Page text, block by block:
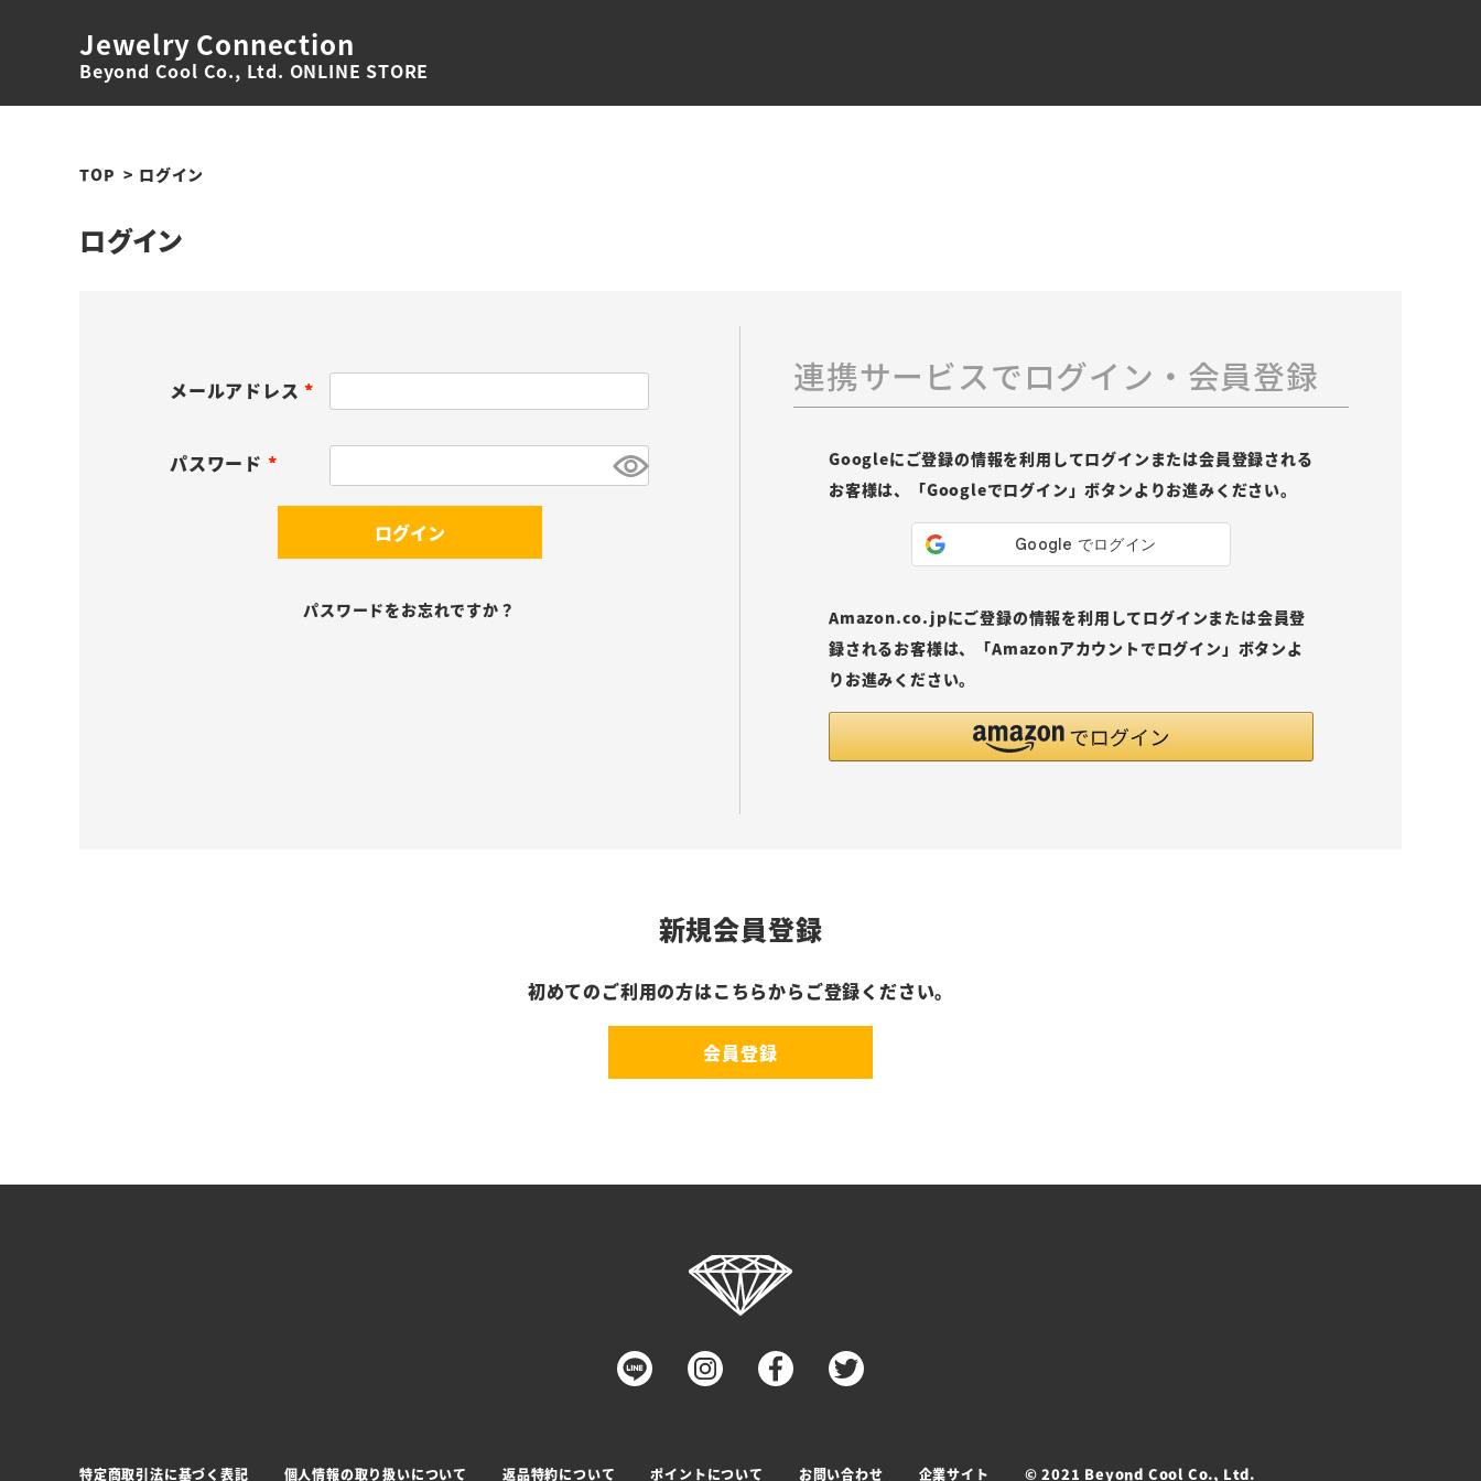
Jewelry Connection
Beyond Cool Co., Ltd. ONLINE STORE
TOP ログイン
ログイン
メールアドレス
パスワード
ログイン
パスワードをお忘れですか？
連携サービスでログイン・会員登録
Googleにご登録の情報を利用してログインまたは会員登録される
お客様は、「Googleでログイン」ボタンよりお進みください。
Amazon.co.jpにご登録の情報を利用してログインまたは会員登
録されるお客様は、「Amazonアカウントでログイン」ボタンよ
りお進みください。
新規会員登録
初めてのご利用の方はこちらからご登録ください。
会員登録
特定商取引法に基づく表記 個人情報の取り扱いについて 返品特約について ポイントについて お問い合わせ 企業サイト © 2021 Beyond Cool Co., Ltd.